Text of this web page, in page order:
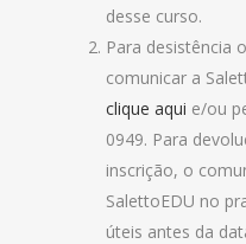
desse curso.
Para desistência
comunicar a
clique aqui e/ou
0949. Para
inscrição, o
SalettoEDU no
úteis antes da